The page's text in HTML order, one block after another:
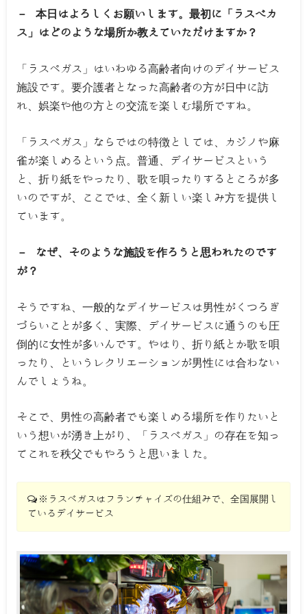
－ 本日はよろしくお願いします。最初に「ラスべカ
ス」はどのような場所か教えていただけますか？
「ラスベガス」はいわゆる高齢者向けのデイサービス
施設です。要介護者となった高齢者の方が日中に訪
れ、娯楽や他の方との交流を楽しむ場所ですね。
「ラスベガス」ならではの特徴としては、カジノや麻
雀が楽しめるという点。普通、デイサービスという
と、折り紙をやったり、歌を唄ったりするところが多
いのですが、ここでは、全く新しい楽しみ方を提供し
ています。
－ なぜ、そのような施設を作ろうと思われたのです
が？
そうですね、一般的なデイサービスは男性がくつろぎ
づらいことが多く、実際、デイサービスに通うのも圧
倒的に女性が多いんです。やはり、折り紙とか歌を唄
ったり、というレクリエーションが男性には合わない
んでしょうね。
そこで、男性の高齢者でも楽しめる場所を作りたいと
いう想いが湧き上がり、「ラスベガス」の存在を知っ
てこれを秩父でもやろうと思いました。
※ラスベガスはフランチャイズの仕組みで、全国展開し
ているデイサービス